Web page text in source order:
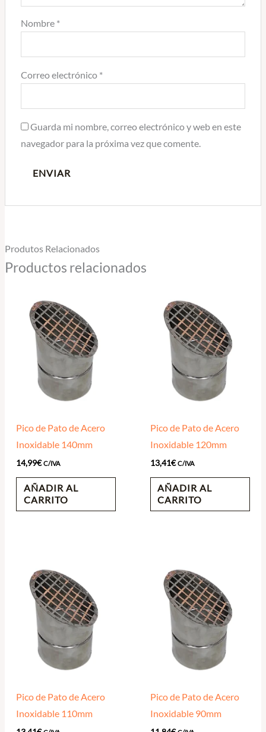
Nombre *
Correo electrónico *
Guarda mi nombre, correo electrónico y web en este
navegador para la próxima vez que comente.
Produtos Relacionados
Productos relacionados
Pico de Pato de Acero
Inoxidable 140mm
14,99€ C/IVA
AÑADIR AL
CARRITO
Pico de Pato de Acero
Inoxidable 120mm
13,41€ C/IVA
AÑADIR AL
CARRITO
Pico de Pato de Acero
Inoxidable 110mm
Pico de Pato de Acero
Inoxidable 90mm